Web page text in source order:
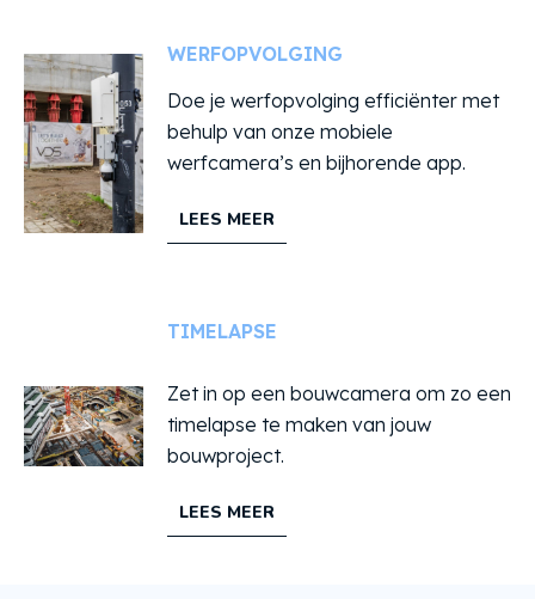
WERFOPVOLGING
Doe je werfopvolging efficiënter met
behulp van onze mobiele
werfcamera’s en bijhorende app.
LEES MEER
TIMELAPSE
Zet in op een bouwcamera om zo een
timelapse te maken van jouw
bouwproject.
LEES MEER